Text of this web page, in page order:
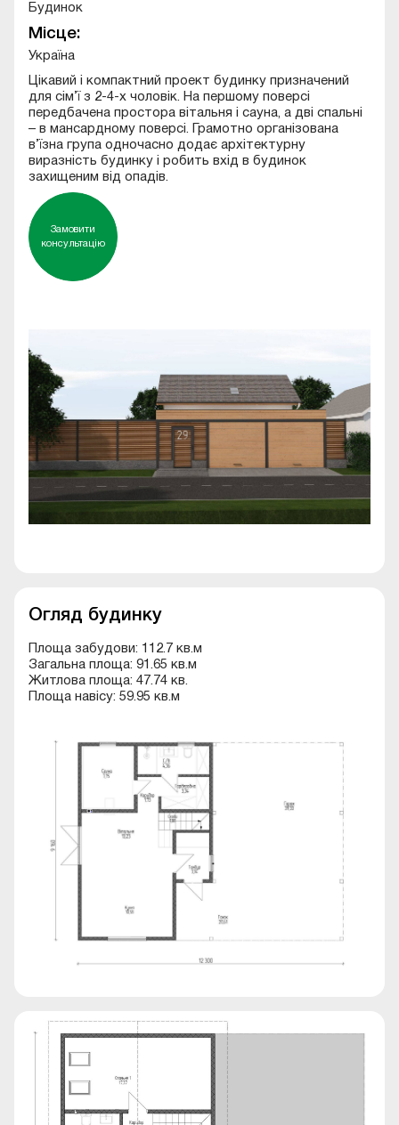
Будинок
Місце:
Україна
Цікавий і компактний проект будинку призначений
для сім’ї з 2-4-х чоловік. На першому поверсі
передбачена простора вітальня і сауна, а дві спальні
– в мансардному поверсі. Грамотно організована
в’їзна група одночасно додає архітектурну
виразність будинку і робить вхід в будинок
захищеним від опадів.
Замовити
консультацію
Огляд будинку
Площа забудови: 112.7 кв.м
Загальна площа: 91.65 кв.м
Житлова площа: 47.74 кв.
Площа навісу: 59.95 кв.м